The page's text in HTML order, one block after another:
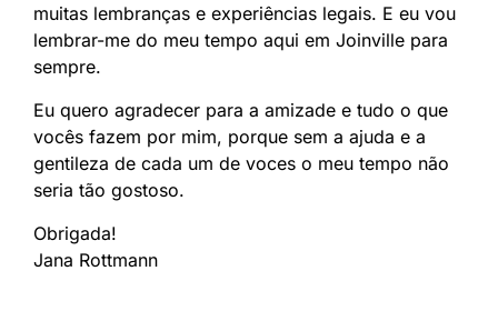
muitas lembranças e experiências legais. E eu vou
lembrar-me do meu tempo aqui em Joinville para
sempre.
Eu quero agradecer para a amizade e tudo o que
vocês fazem por mim, porque sem a ajuda e a
gentileza de cada um de voces o meu tempo não
seria tão gostoso.
Obrigada!
Jana Rottmann